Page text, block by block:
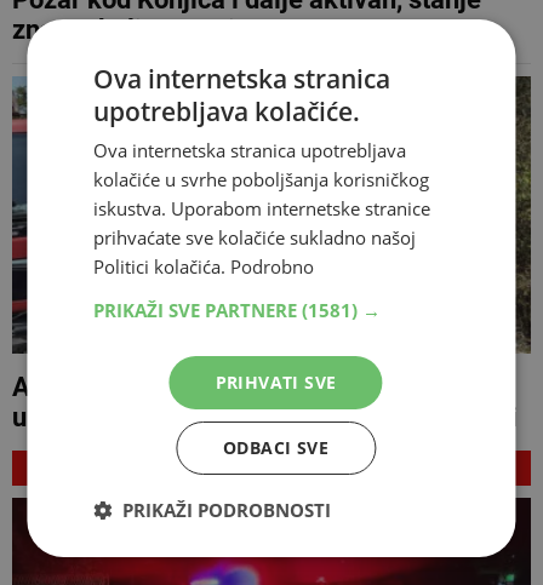
znatno bolje nego jutros
Aktivan požar kod Konjica: Vozačima
upozorenje zbog odrona i kamenja na cesti
NAJNOVIJE
Ova internetska stranica
upotrebljava kolačiće.
Ova internetska stranica upotrebljava
kolačiće u svrhe poboljšanja korisničkog
iskustva. Uporabom internetske stranice
prihvaćate sve kolačiće sukladno našoj
Politici kolačića. Podrobno
PRIKAŽI SVE PARTNERE (1581) →
PRIHVATI SVE
ODBACI SVE
PRIKAŽI PODROBNOSTI